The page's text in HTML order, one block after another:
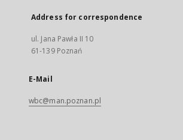
Address for correspondence
ul. Jana Pawła II 10
61-139 Poznań
E-Mail
wbc@man.poznan.pl